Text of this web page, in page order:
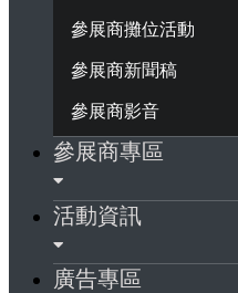
參展商攤位活動
參展商新聞稿
參展商影音
參展商專區
活動資訊
廣告專區